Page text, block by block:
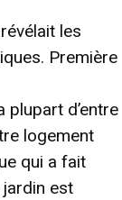
les
Première
plupart d’entre
logement
qui a fait
est